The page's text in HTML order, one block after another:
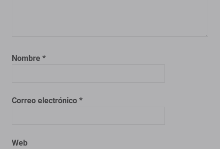
Nombre *
Correo electrónico *
Web